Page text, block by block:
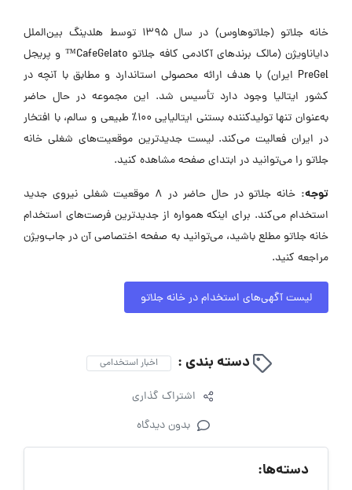
خانه جلاتو (جلاتوهاوس) در سال ۱۳۹۵ توسط هلدینگ بین‌الملل
دایاناویژن (مالک برندهای آکادمی کافه جلاتو CafeGelato™ و پریجل
PreGel ایران) با هدف ارائه محصولی استاندارد و مطابق با آنچه در
کشور ایتالیا وجود دارد تأسیس شد. این مجموعه در حال حاضر
به‌عنوان تنها تولیدکننده بستنی ایتالیایی ۱۰۰٪ طبیعی و سالم، با افتخار
در ایران فعالیت می‌کند. لیست جدیدترین موقعیت‌های شغلی خانه
جلاتو را می‌توانید در ابتدای صفحه مشاهده کنید.
توجه:
خانه جلاتو در حال حاضر در ۸ موقعیت شغلی نیروی جدید
استخدام می‌کند. برای اینکه همواره از جدیدترین فرصت‌های استخدام
خانه جلاتو مطلع باشید، می‌توانید به صفحه اختصاصی آن در جاب‌ویژن
مراجعه کنید.
لیست آگهی‌های استخدام در خانه جلاتو
دسته بندی : اخبار استخدامی
اشتراک گذاری
بدون دیدگاه
دسته‌ها: